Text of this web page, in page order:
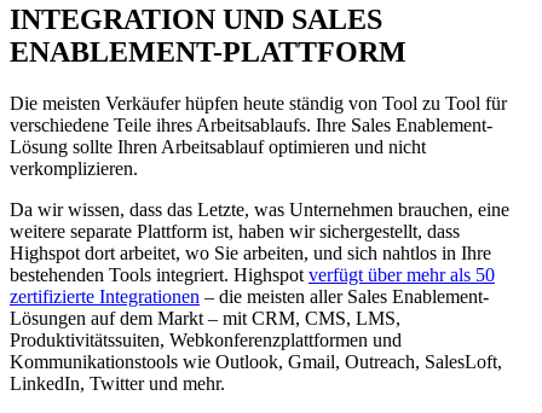
INTEGRATION UND SALES
ENABLEMENT-PLATTFORM
Die meisten Verkäufer hüpfen heute ständig von Tool zu Tool für
verschiedene Teile ihres Arbeitsablaufs. Ihre Sales Enablement-
Lösung sollte Ihren Arbeitsablauf optimieren und nicht
verkomplizieren.
Da wir wissen, dass das Letzte, was Unternehmen brauchen, eine
weitere separate Plattform ist, haben wir sichergestellt, dass
Highspot dort arbeitet, wo Sie arbeiten, und sich nahtlos in Ihre
bestehenden Tools integriert. Highspot verfügt über mehr als 50
zertifizierte Integrationen – die meisten aller Sales Enablement-
Lösungen auf dem Markt – mit CRM, CMS, LMS,
Produktivitätssuiten, Webkonferenzplattformen und
Kommunikationstools wie Outlook, Gmail, Outreach, SalesLoft,
LinkedIn, Twitter und mehr.